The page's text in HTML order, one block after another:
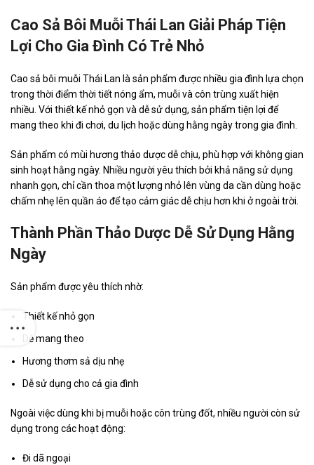
Cao Sả Bôi Muỗi Thái Lan Giải Pháp Tiện
Lợi Cho Gia Đình Có Trẻ Nhỏ
Cao sả bôi muỗi Thái Lan là sản phẩm được nhiều gia đình lựa chọn
trong thời điểm thời tiết nóng ẩm, muỗi và côn trùng xuất hiện
nhiều. Với thiết kế nhỏ gọn và dễ sử dụng, sản phẩm tiện lợi để
mang theo khi đi chơi, du lịch hoặc dùng hằng ngày trong gia đình.
Sản phẩm có mùi hương thảo dược dễ chịu, phù hợp với không gian
sinh hoạt hằng ngày. Nhiều người yêu thích bởi khả năng sử dụng
nhanh gọn, chỉ cần thoa một lượng nhỏ lên vùng da cần dùng hoặc
chấm nhẹ lên quần áo để tạo cảm giác dễ chịu hơn khi ở ngoài trời.
Thành Phần Thảo Dược Dễ Sử Dụng Hằng
Ngày
Sản phẩm được yêu thích nhờ:
Thiết kế nhỏ gọn
Dễ mang theo
Hương thơm sả dịu nhẹ
Dễ sử dụng cho cả gia đình
Ngoài việc dùng khi bị muỗi hoặc côn trùng đốt, nhiều người còn sử
dụng trong các hoạt động:
Đi dã ngoại